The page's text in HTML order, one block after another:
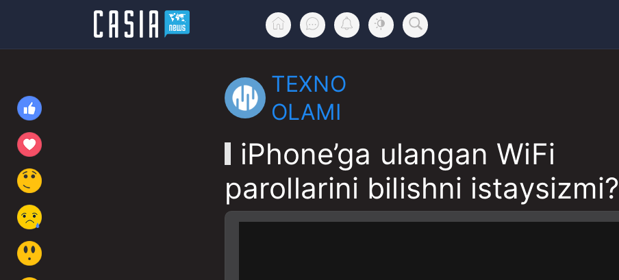
TEXNO
OLAMI
iPhone’ga ulangan WiFi
parollarini bilishni istaysizmi?